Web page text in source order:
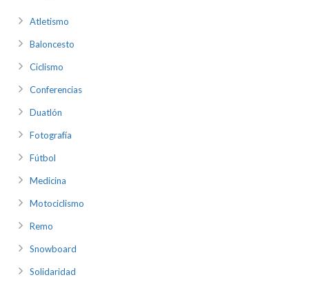
Atletismo
Baloncesto
Ciclismo
Conferencias
Duatlón
Fotografía
Fútbol
Medicina
Motociclismo
Remo
Snowboard
Solidaridad